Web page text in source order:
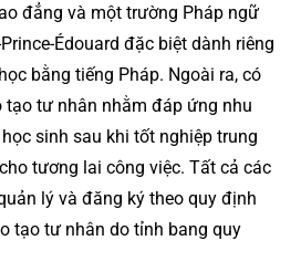
đẳng và một trường Pháp ngữ
Prince-Édouard đặc biệt dành riêng
bằng tiếng Pháp. Ngoài ra, có
tư nhân nhằm đáp ứng nhu
sinh sau khi tốt nghiệp trung
tương lai công việc. Tất cả các
lý và đăng ký theo quy định
tạo tư nhân do tỉnh bang quy